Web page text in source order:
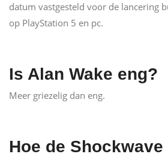
datum vastgesteld voor de lancering
op PlayStation 5 en pc.
Is Alan Wake eng?
Meer griezelig dan eng.
Hoe de Shockwave